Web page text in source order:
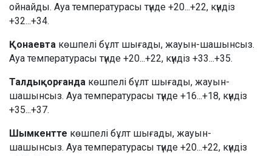
ойнайды. Ауа температурасы түнде +20...+22, күндіз
+32...+34.
Қонаевта көшпелі бұлт шығады, жауын-шашынсыз.
Ауа температурасы түнде +20...+22, күндіз +33...+35.
Талдықорғанда көшпелі бұлт шығады, жауын-
шашынсыз. Ауа температурасы түнде +16...+18, күндіз
+35...+37.
Шымкентте көшпелі бұлт шығады, жауын-
шашынсыз. Ауа температурасы түнде +20...+22, күндіз